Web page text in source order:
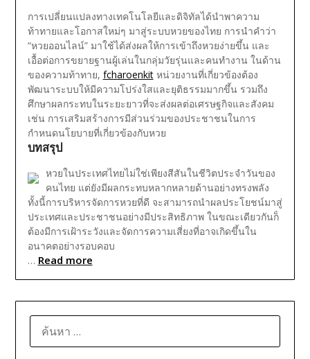
การเปลี่ยนแปลงทางเทคโนโลยีและดิจิทัลได้นำพาความ
ท้าทายและโอกาสใหม่ๆ มาสู่ระบบหวยของไทย การนำคำว่า
“หวยออนไลน์” มาใช้ได้ส่งผลให้การเข้าถึงหวยง่ายขึ้น และ
เอื้อต่อการขยายฐานผู้เล่นในกลุ่มวัยรุ่นและคนทำงาน ในด้าน
ของความท้าทาย, fcharoenkitหน่วยงานที่เกี่ยวข้องต้อง
พัฒนาระบบให้มีความโปร่งใสและยุติธรรมมากขึ้น รวมถึง
ศึกษาผลกระทบในระยะยาวที่จะส่งผลต่อเศรษฐกิจและสังคม
เช่น การเสริมสร้างการมีส่วนร่วมของประชาชนในการ
กำหนดนโยบายที่เกี่ยวข้องกับหวย
บทสรุป
หวยในประเทศไทยไม่ใช่เพียงสีสันในชีวิตประจำวันของ
คนไทย แต่ยังมีผลกระทบหลากหลายด้านอย่างทรงพลัง
ทั้งนี้การบริหารจัดการหวยที่ดี จะสามารถนำผลประโยชน์มาสู่
ประเทศและประชาชนอย่างมีประสิทธิภาพ ในขณะเดียวกันก็
ต้องมีการเฝ้าระวังและจัดการความเสี่ยงที่อาจเกิดขึ้นใน
อนาคตอย่างรอบคอบ
… Read more
ค้นหา
สำหรับ: